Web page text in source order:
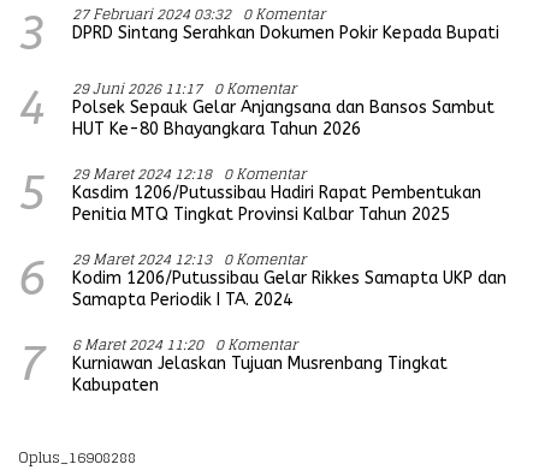
3 27 Februari 2024 03:32 0 Komentar
DPRD Sintang Serahkan Dokumen Pokir Kepada Bupati
4 29 Juni 2026 11:17 0 Komentar
Polsek Sepauk Gelar Anjangsana dan Bansos Sambut
HUT Ke-80 Bhayangkara Tahun 2026
5 29 Maret 2024 12:18 0 Komentar
Kasdim 1206/Putussibau Hadiri Rapat Pembentukan
Penitia MTQ Tingkat Provinsi Kalbar Tahun 2025
6 29 Maret 2024 12:13 0 Komentar
Kodim 1206/Putussibau Gelar Rikkes Samapta UKP dan
Samapta Periodik I TA. 2024
7 6 Maret 2024 11:20 0 Komentar
Kurniawan Jelaskan Tujuan Musrenbang Tingkat
Kabupaten
Oplus_16908288